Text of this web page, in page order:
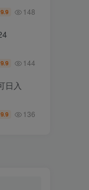
9.9 148
9.9 144
日入
9.9 136